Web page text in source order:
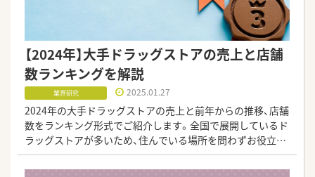
【2024年】大手ドラッグストアの売上と店舗
数ランキングを解説
業界研究 2025.01.27
2024年の大手ドラッグストアの売上と前年からの推移、店舗
数をランキング形式でご紹介します。全国で展開しているド
ラッグストアが多いため、住んでいる場所を問わずお役立て
いただけるでしょう。気になるドラックストア企業の業界順
位を把握し、転職先選びの参考にしてください。